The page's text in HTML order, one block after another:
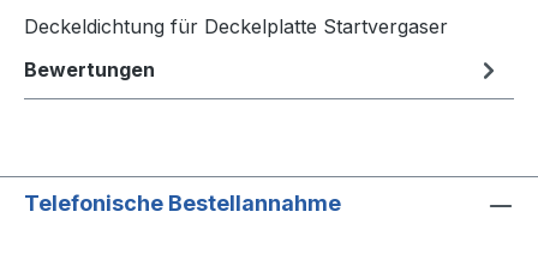
Deckeldichtung für Deckelplatte Startvergaser
Bewertungen
Telefonische Bestellannahme